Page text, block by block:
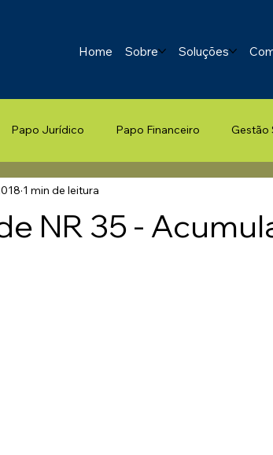
Home Sobre Soluções
Papo Jurídico Papo Financeiro Gestão
NR 35 -
1 min de leitura